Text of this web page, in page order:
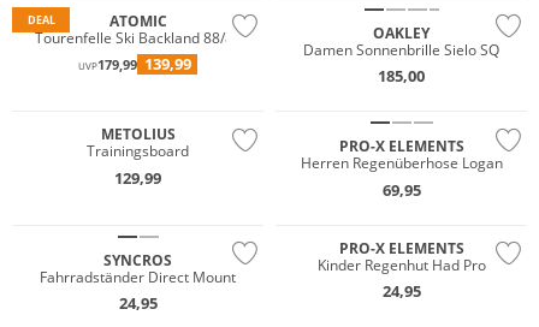
DEAL
ATOMIC
Tourenfelle Ski Backland 88/89
UVP179,99 139,99
OAKLEY
Damen Sonnenbrille Sielo SQ
185,00
METOLIUS
Trainingsboard
129,99
PRO-X ELEMENTS
Herren Regenüberhose Logan
69,95
SYNCROS
Fahrradständer Direct Mount
24,95
PRO-X ELEMENTS
Kinder Regenhut Had Pro
24,95